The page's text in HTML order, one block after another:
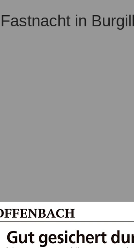
Fastnacht in